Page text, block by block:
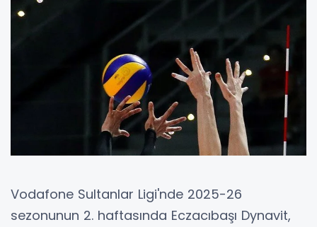
Vodafone Sultanlar Ligi'nde 2025-26
sezonunun 2. haftasında Eczacıbaşı Dynavit,